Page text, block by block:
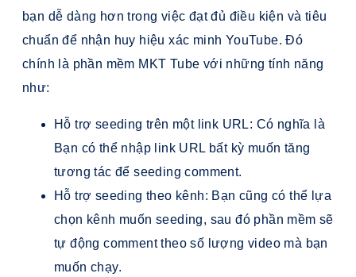
bạn dễ dàng hơn trong việc đạt đủ điều kiện và tiêu
chuẩn để nhận huy hiệu xác minh YouTube. Đó
chính là phần mềm MKT Tube với những tính năng
như:
Hỗ trợ seeding trên một link URL: Có nghĩa là
Bạn có thể nhập link URL bất kỳ muốn tăng
tương tác để seeding comment.
Hỗ trợ seeding theo kênh: Bạn cũng có thể lựa
chọn kênh muốn seeding, sau đó phần mềm sẽ
tự động comment theo số lượng video mà bạn
muốn chạy.